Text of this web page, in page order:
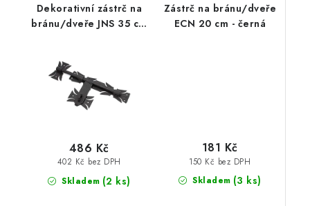
Dekorativní zástrč na
bránu/dveře JNS 35 cm
Skladem (2 ks)
402 Kč bez DPH
486 Kč
Zástrč na bránu/dveře
ECN 20 cm - černá
Skladem (3 ks)
150 Kč bez DPH
181 Kč